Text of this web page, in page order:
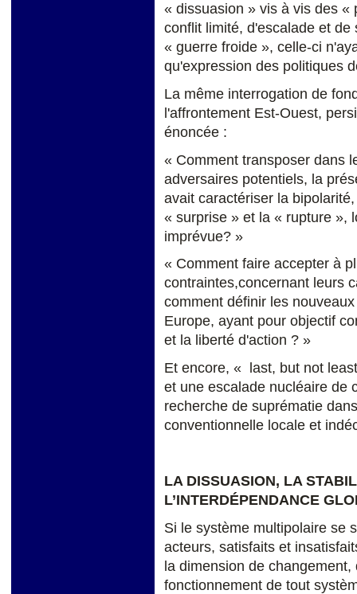
« dissuasion » vis à vis des «
conflit limité, d'escalade et
« guerre froide », celle-ci
qu'expression des politiques
La même interrogation de
l'affrontement Est-Ouest,
énoncée :
« Comment transposer dans
adversaires potentiels, la
avait caractériser la
« surprise » et la « rupture »,
imprévue? »
« Comment faire accepter à
contraintes,concernant leurs
comment définir les
Europe, ayant pour objectif
et la liberté d'action ? »
Et encore, « last, but not
et une escalade nucléaire de
recherche de suprématie
conventionnelle locale et
LA DISSUASION, LA
L’INTERDÉPENDANCE
Si le système multipolaire se
acteurs, satisfaits et
la dimension de
fonctionnement de tout